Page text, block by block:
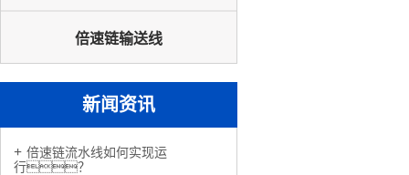
倍速链输送线
新闻资讯
倍速链流水线如何实现运
行？